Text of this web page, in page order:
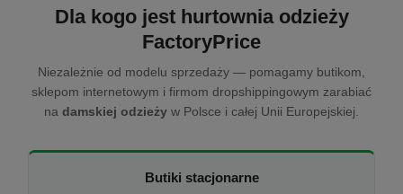
Dla kogo jest hurtownia odzieży
FactoryPrice
Niezależnie od modelu sprzedaży — pomagamy butikom,
sklepom internetowym i firmom dropshippingowym zarabiać
na damskiej odzieży w Polsce i całej Unii Europejskiej.
Butiki stacjonarne